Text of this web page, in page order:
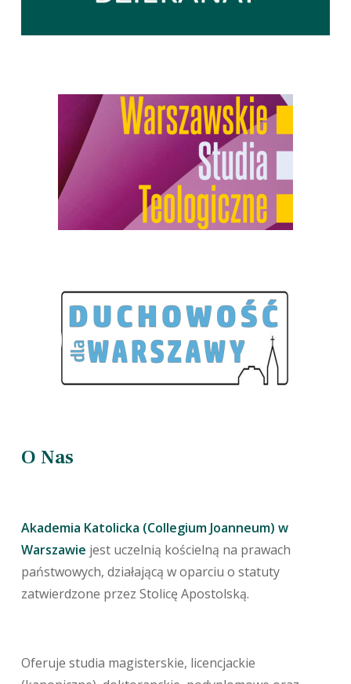
O Nas
Akademia Katolicka (Collegium Joanneum) w
Warszawie jest uczelnią kościelną na prawach
państwowych, działającą w oparciu o statuty
zatwierdzone przez Stolicę Apostolską.
Oferuje studia magisterskie, licencjackie